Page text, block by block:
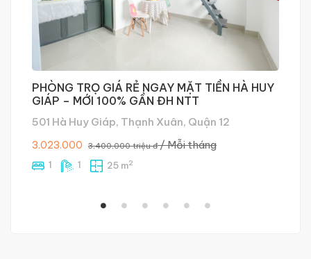
PHÒNG TRỌ GIÁ RẺ NGAY MẶT TIỀN HÀ HUY
GIÁP – MỚI 100% GẦN ĐH NTT
501 Hà Huy Giáp, Thạnh Xuân, Quận 12
3.023.000 3,400,000 triệu đ / Mỗi tháng
1 1 25 m2